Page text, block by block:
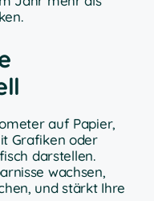
auf Papier,
Grafiken oder
darstellen.
wachsen,
und stärkt Ihre